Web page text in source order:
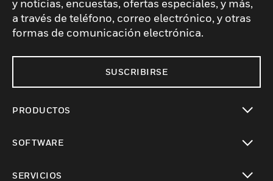
y noticias, encuestas, ofertas especiales, y más,
a través de teléfono, correo electrónico, y otras
formas de comunicación electrónica.
SUSCRIBIRSE
PRODUCTOS
SOFTWARE
SERVICIOS